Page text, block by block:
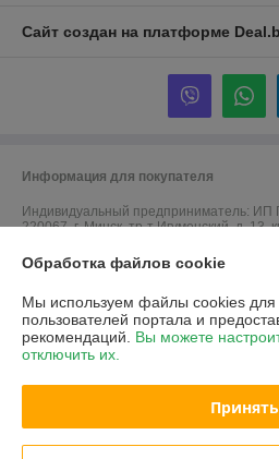
Сайт создан на платформе
Информация для покупателя
Индивидуальный предприниматель: ИП
220067, г. Минск, тр-т Игуменский, д. 13,
Регистрационный номер ЕГР: 192707390
УНП: 192707390
Регистрационный орган: Минский
Ссылка на свидетельство/лицензию
Обработка файлов cookie
Мы используем файлы cookies для
пользователей портала и
рекомендаций. Вы можете
отключить их.
Принять